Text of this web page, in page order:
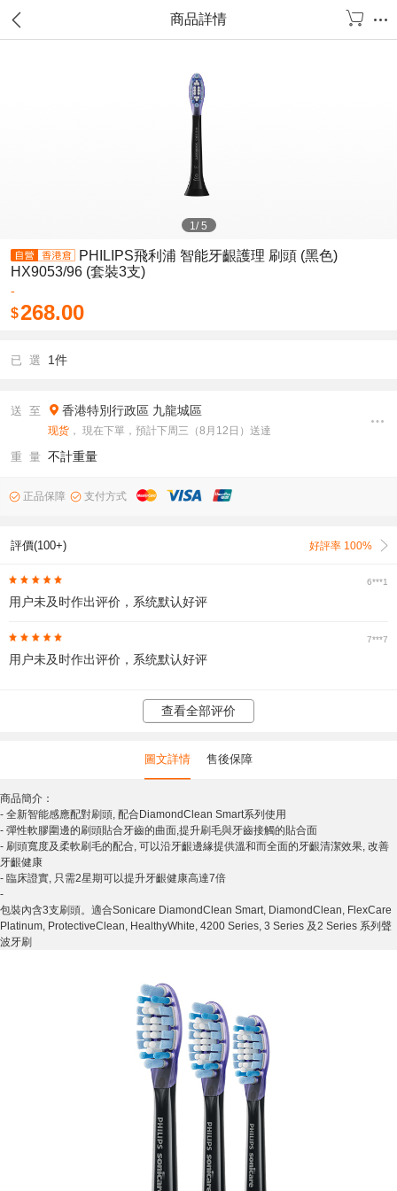
商品詳情
1/5
PHILIPS飛利浦 智能牙齦護理 刷頭 (黑色)
HX9053/96 (套裝3支)
-
$268.00
已 選 1件
送 至 香港特別行政區 九龍城區
现货 ， 現在下單，預計下周三（8月12日）送達
重 量 不計重量
正品保障 支付方式
評價(100+) 好評率 100%
6***1
用户未及时作出评价，系统默认好评
7***7
用户未及时作出评价，系统默认好评
查看全部评价
圖文詳情 售後保障
商品簡介：
- 全新智能感應配對刷頭, 配合DiamondClean Smart系列使用
- 彈性軟膠圍邊的刷頭貼合牙齒的曲面,提升刷毛與牙齒接觸的貼合面
- 刷頭寬度及柔軟刷毛的配合, 可以沿牙齦邊緣提供溫和而全面的牙齦清潔效果, 改善
牙齦健康
- 臨床證實, 只需2星期可以提升牙齦健康高達7倍
-
包裝內含3支刷頭。適合Sonicare DiamondClean Smart, DiamondClean, FlexCare
Platinum, ProtectiveClean, HealthyWhite, 4200 Series, 3 Series 及2 Series 系列聲
波牙刷